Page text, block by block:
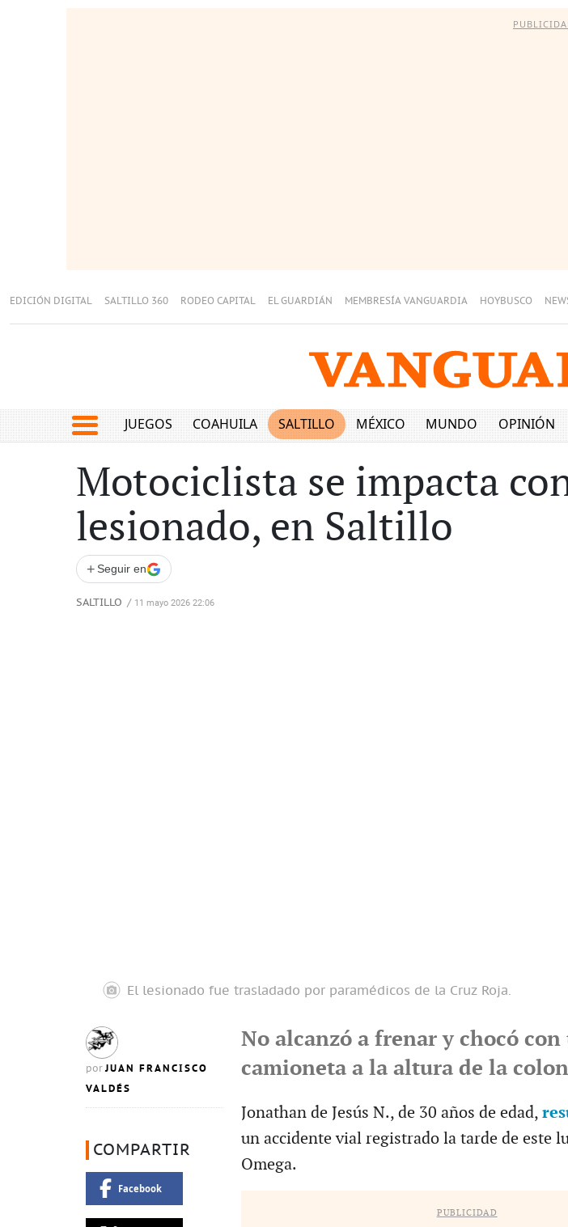
EDICIÓN DIGITAL SALTILLO 360 RODEO CAPITAL EL GUARDIÁN MEMBRESÍA VANGUARDIA HOYBUSCO
JUEGOS COAHUILA SALTILLO MÉXICO MUNDO OPINIÓN
Motociclista se impacta
lesionado, en Saltillo
+ Seguir en
SALTILLO / 11 mayo 2026 22:06
El lesionado fue trasladado por paramédicos de la Cruz Roja.
porJUAN FRANCISCO
VALDÉS
COMPARTIR
Facebook
No alcanzó a frenar y chocó con
camioneta a la altura de la
Jonathan de Jesús N., de 30 años de edad,
un accidente vial registrado la tarde de este
Omega.
PUBLICIDAD